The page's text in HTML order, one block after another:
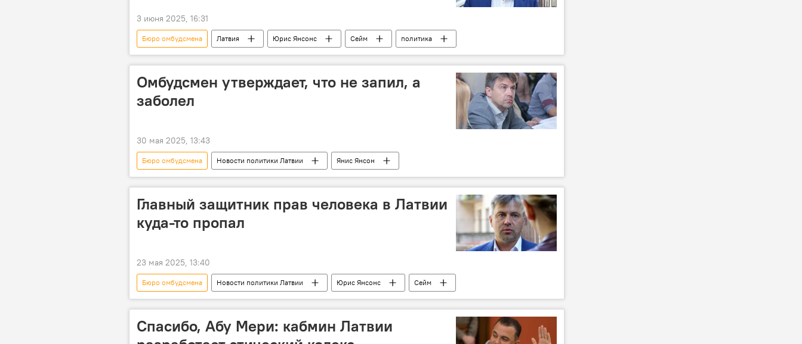
3 июня 2025, 16:31
Бюро омбудсмена Латвия Юрис Янсонс Сейм политика
Омбудсмен утверждает, что не запил, а
заболел
30 мая 2025, 13:43
Бюро омбудсмена Новости политики Латвии Янис Янсон
Главный защитник прав человека в Латвии
куда-то пропал
23 мая 2025, 13:40
Бюро омбудсмена Новости политики Латвии Юрис Янсонс Сейм
Спасибо, Абу Мери: кабмин Латвии